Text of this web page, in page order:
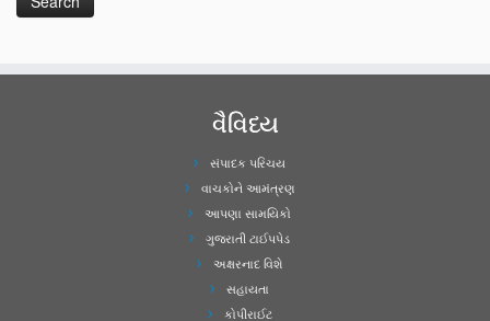
વૈવિધ્ય
સંપાદક પરિચય
વાચકોને આમંત્રણ
આપણા સામયિકો
ગુજરાતી ટાઈપપેડ
અક્ષરનાદ વિશે
સહાયતા
કોપીરાઈટ